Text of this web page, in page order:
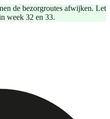
de bezorgroutes afwijken. Let
week 32 en 33.